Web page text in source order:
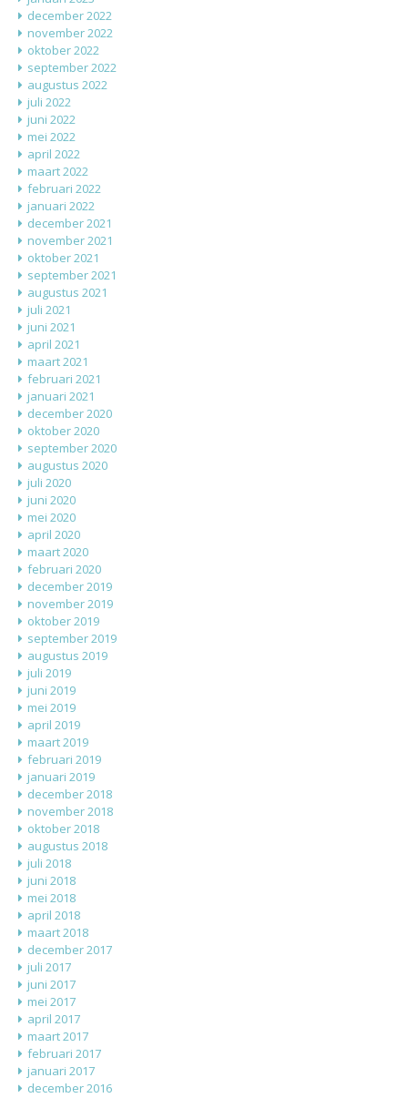
december 2022
november 2022
oktober 2022
september 2022
augustus 2022
juli 2022
juni 2022
mei 2022
april 2022
maart 2022
februari 2022
januari 2022
december 2021
november 2021
oktober 2021
september 2021
augustus 2021
juli 2021
juni 2021
april 2021
maart 2021
februari 2021
januari 2021
december 2020
oktober 2020
september 2020
augustus 2020
juli 2020
juni 2020
mei 2020
april 2020
maart 2020
februari 2020
december 2019
november 2019
oktober 2019
september 2019
augustus 2019
juli 2019
juni 2019
mei 2019
april 2019
maart 2019
februari 2019
januari 2019
december 2018
november 2018
oktober 2018
augustus 2018
juli 2018
juni 2018
mei 2018
april 2018
maart 2018
december 2017
juli 2017
juni 2017
mei 2017
april 2017
maart 2017
februari 2017
januari 2017
december 2016